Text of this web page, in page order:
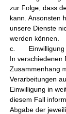
zur Folge, dass
kann. Ansonsten
unsere Dienste
werden können.
c. Einwilligung
In verschiedenen
Zusammenhang
Verarbeitungen
Einwilligung in
diesem Fall
Abgabe der